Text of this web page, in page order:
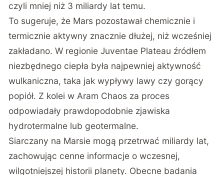
czyli mniej niż 3 miliardy lat temu.
To sugeruje, że Mars pozostawał chemicznie i
termicznie aktywny znacznie dłużej, niż wcześniej
zakładano. W regionie Juventae Plateau źródłem
niezbędnego ciepła była najpewniej aktywność
wulkaniczna, taka jak wypływy lawy czy gorący
popiół. Z kolei w Aram Chaos za proces
odpowiadały prawdopodobnie zjawiska
hydrotermalne lub geotermalne.
Siarczany na Marsie mogą przetrwać miliardy lat,
zachowując cenne informacje o wczesnej,
wilgotniejszej historii planety. Obecne badania